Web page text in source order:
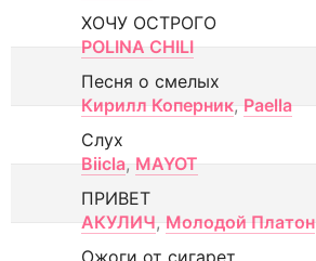
ХОЧУ ОСТРОГО
POLINA CHILI
Песня о смелых
Кирилл Коперник, Paella
Слух
Biicla, MAYOT
ПРИВЕТ
АКУЛИЧ, Молодой Платон
Ожоги от сигарет